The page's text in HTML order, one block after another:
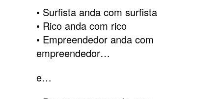
• Surfista anda com surfista
• Rico anda com rico
• Empreendedor anda com
empreendedor…
e…